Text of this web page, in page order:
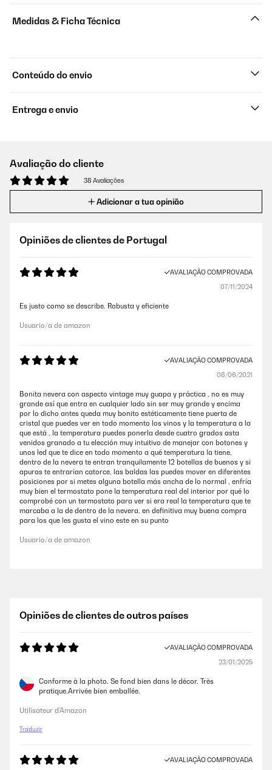
Medidas & Ficha Técnica
Conteúdo do envio
Entrega e envio
Avaliação do cliente
38 Avaliações
Adicionar a tua opinião
Opiniões de clientes de Portugal
AVALIAÇÃO COMPROVADA
07/11/2024
Es justo como se describe. Robusta y eficiente
Usuario/a de amazon
AVALIAÇÃO COMPROVADA
08/06/2021
Bonita nevera con aspecto vintage muy guapa y práctica , no es muy
grande así que entra en cualquier lado sin ser muy grande y encima
por lo dicho antes queda muy bonito estéticamente tiene puerta de
cristal que puedes ver en todo momento los vinos y la temperatura a la
que está , la temperatura puedes ponerla desde cuatro grados asta
venidos granado a tu elección muy intuitivo de manejar con botones y
unos led que te dice en todo momento a qué temperatura la tiene,
dentro de la nevera te entran tranquilamente 12 botellas de buenos y si
apuras te entrarían catorce, las baldas las puedes mover en diferentes
posiciones por si metes alguna botella más ancha de lo normal , enfría
muy bien el termostato pone la temperatura real del interior por qué lo
comprobé con un termostato para ver si era real la temperatura que te
marcaba a la de dentro de la nevera, en definitiva muy buena compra
para los que les gusta el vino este en su punto
Usuario/a de amazon
Opiniões de clientes de outros países
AVALIAÇÃO COMPROVADA
23/01/2025
Conforme à la photo. Se fond bien dans le décor. Très
pratique.Arrivée bien emballée.
Utilisateur d'Amazon
Traduzir
AVALIAÇÃO COMPROVADA